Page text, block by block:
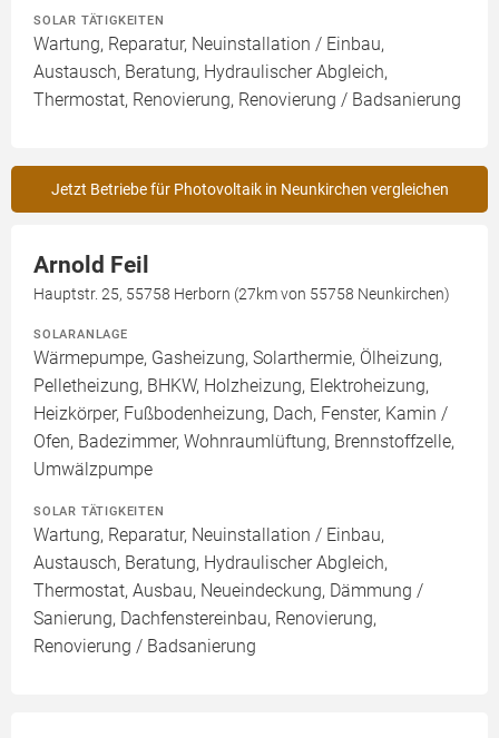
SOLAR TÄTIGKEITEN
Wartung, Reparatur, Neuinstallation / Einbau,
Austausch, Beratung, Hydraulischer Abgleich,
Thermostat, Renovierung, Renovierung / Badsanierung
Jetzt Betriebe für Photovoltaik in Neunkirchen vergleichen
Arnold Feil
Hauptstr. 25, 55758 Herborn (27km von 55758 Neunkirchen)
SOLARANLAGE
Wärmepumpe, Gasheizung, Solarthermie, Ölheizung,
Pelletheizung, BHKW, Holzheizung, Elektroheizung,
Heizkörper, Fußbodenheizung, Dach, Fenster, Kamin /
Ofen, Badezimmer, Wohnraumlüftung, Brennstoffzelle,
Umwälzpumpe
SOLAR TÄTIGKEITEN
Wartung, Reparatur, Neuinstallation / Einbau,
Austausch, Beratung, Hydraulischer Abgleich,
Thermostat, Ausbau, Neueindeckung, Dämmung /
Sanierung, Dachfenstereinbau, Renovierung,
Renovierung / Badsanierung